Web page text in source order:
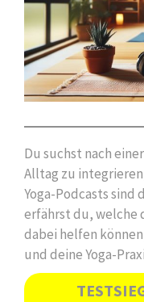
Du suchst nach
Alltag zu
Yoga-Podcasts
erfährst du, welche
dabei helfen
und deine Yoga-